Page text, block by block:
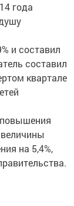
года
и составил
составил
квартале
на 5,4%,